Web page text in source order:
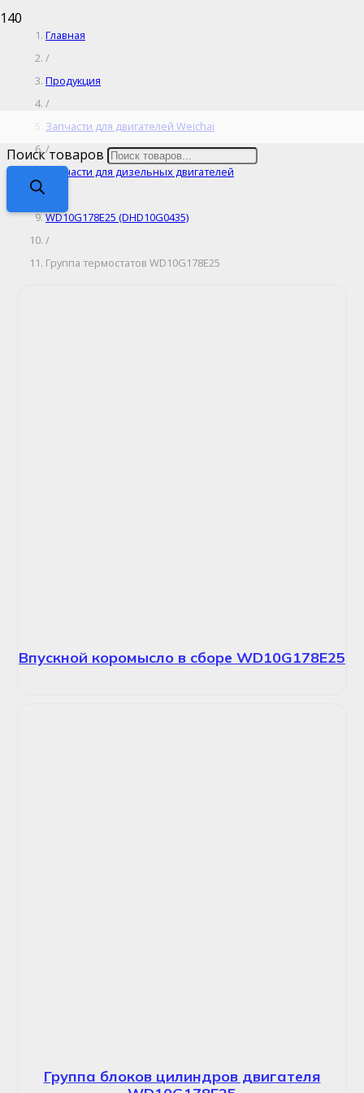
Поиск товаров
Главная
/
Продукция
/
Запчасти для двигателей Weichai
/
Запчасти для дизельных двигателей
WD10G178E25 (DHD10G0435)
/
Группа термостатов WD10G178E25
Впускной коромысло в сборе WD10G178E25
Группа блоков цилиндров двигателя